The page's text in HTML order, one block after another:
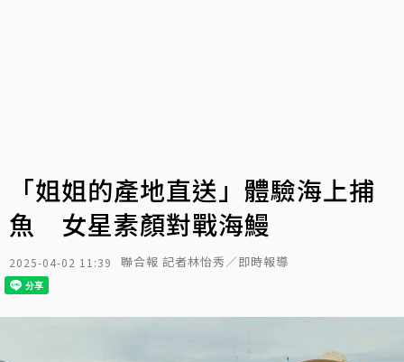
「姐姐的產地直送」體驗海上捕
魚 女星素顏對戰海鰻
2025-04-02 11:39 聯合報 記者林怡秀／即時報導